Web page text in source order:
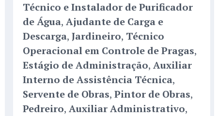
Técnico e Instalador de Purificador
de Água, Ajudante de Carga e
Descarga, Jardineiro, Técnico
Operacional em Controle de Pragas,
Estágio de Administração, Auxiliar
Interno de Assistência Técnica,
Servente de Obras, Pintor de Obras,
Pedreiro, Auxiliar Administrativo,